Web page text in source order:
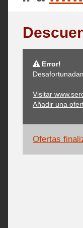
Error!
Visitar
Añadir una
Ofertas